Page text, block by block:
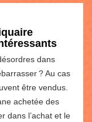
dans
? Au cas
être vendus.
achetée des
dans l’achat et le